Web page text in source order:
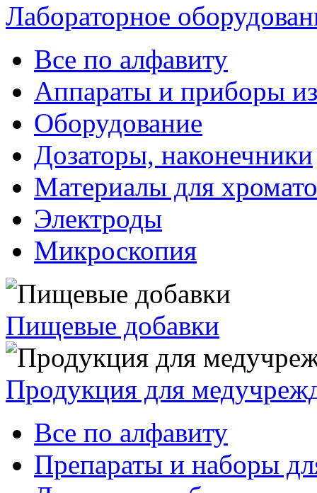
Лабораторное
Все по алфавиту
Аппараты и приборы из
Оборудование
Дозаторы, наконечники
Материалы для
Электроды
Микроскопия
Пищевые добавки
Продукция для
Все по алфавиту
Препараты и наборы